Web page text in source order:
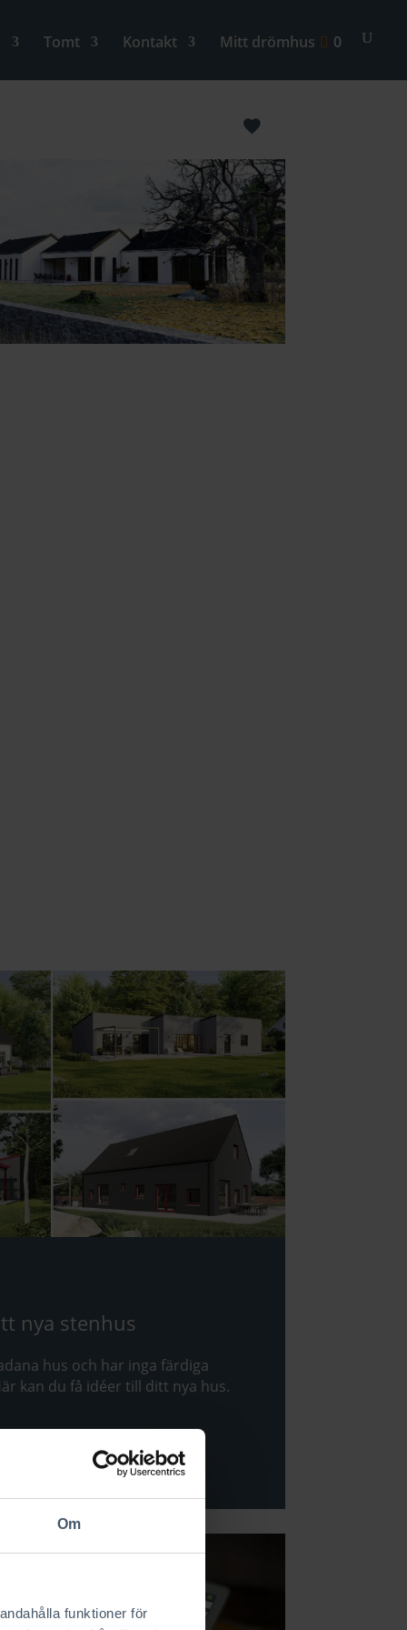
Om
funktioner för
Tomt Kontakt Mitt drömhus 0
nya stenhus
hus och har inga färdiga
kan du få idéer till ditt nya hus.